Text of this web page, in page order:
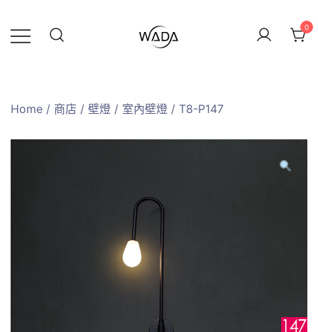
0
Home / 商店 / 壁燈 / 室內壁燈 / T8-P147